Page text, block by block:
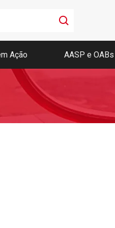
Boletim AASP
Coleção de Códigos de Bolso
Revista da AASP
Ação AASP e OABs